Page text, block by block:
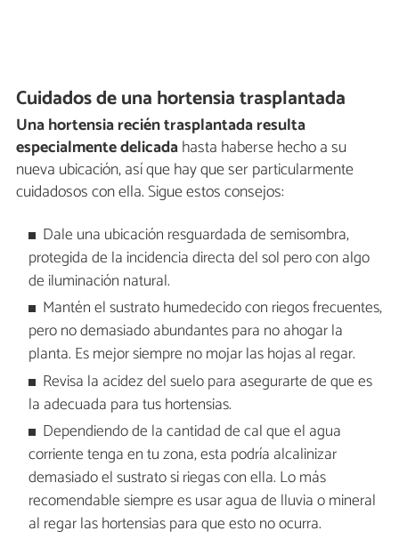
Cuidados de una hortensia trasplantada
Una hortensia recién trasplantada resulta
especialmente delicadahasta haberse hecho a su
nueva ubicación, así que hay que ser particularmente
cuidadosos con ella. Sigue estos consejos:
Dale una ubicación resguardada de semisombra,
protegida de la incidencia directa del sol pero con algo
de iluminación natural.
Mantén el sustrato humedecido con riegos frecuentes,
pero no demasiado abundantes para no ahogar la
planta. Es mejor siempre no mojar las hojas al regar.
Revisa la acidez del suelo para asegurarte de que es
la adecuada para tus hortensias.
Dependiendo de la cantidad de cal que el agua
corriente tenga en tu zona, esta podría alcalinizar
demasiado el sustrato si riegas con ella. Lo más
recomendable siempre es usar agua de lluvia o mineral
al regar las hortensias para que esto no ocurra.